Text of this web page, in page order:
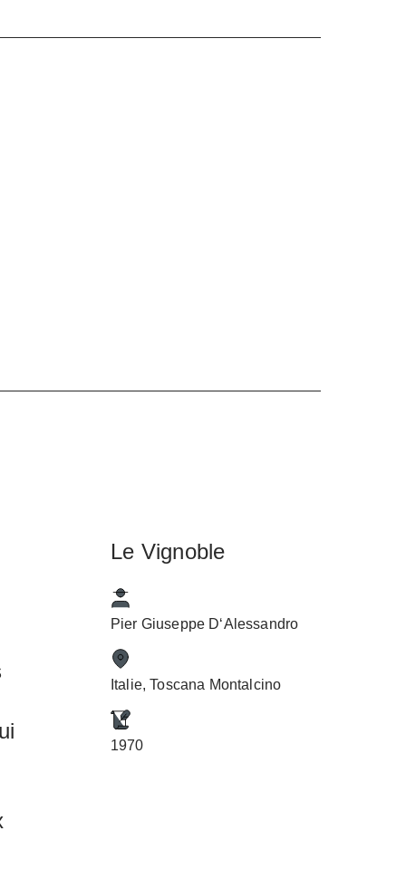
Le Vignoble
Pier Giuseppe D‘Alessandro
Italie, Toscana Montalcino
1970